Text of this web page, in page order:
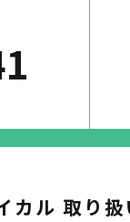
カル 取り